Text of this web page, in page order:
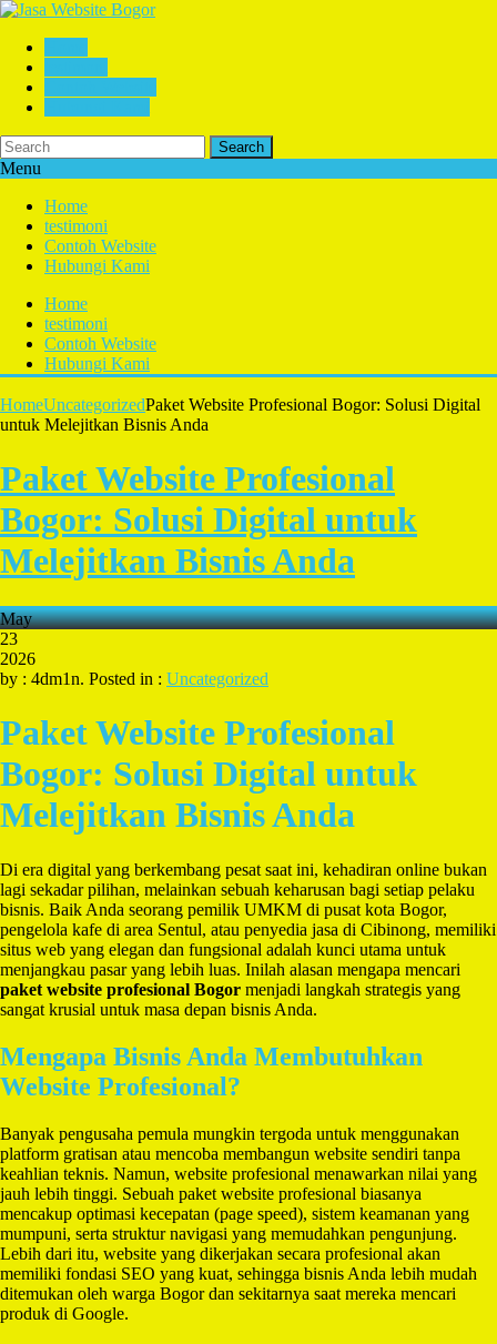
Search
Menu
Home
testimoni
Contoh Website
Hubungi Kami
Home
testimoni
Contoh Website
Hubungi Kami
HomeUncategorizedPaket Website Profesional Bogor: Solusi Digital
untuk Melejitkan Bisnis Anda
Paket Website Profesional
Bogor: Solusi Digital untuk
Melejitkan Bisnis Anda
May
23
2026
by : 4dm1n. Posted in : Uncategorized
Paket Website Profesional
Bogor: Solusi Digital untuk
Melejitkan Bisnis Anda
Di era digital yang berkembang pesat saat ini, kehadiran online bukan
lagi sekadar pilihan, melainkan sebuah keharusan bagi setiap pelaku
bisnis. Baik Anda seorang pemilik UMKM di pusat kota Bogor,
pengelola kafe di area Sentul, atau penyedia jasa di Cibinong, memiliki
situs web yang elegan dan fungsional adalah kunci utama untuk
menjangkau pasar yang lebih luas. Inilah alasan mengapa mencari
paket website profesional Bogor menjadi langkah strategis yang
sangat krusial untuk masa depan bisnis Anda.
Mengapa Bisnis Anda Membutuhkan
Website Profesional?
Banyak pengusaha pemula mungkin tergoda untuk menggunakan
platform gratisan atau mencoba membangun website sendiri tanpa
keahlian teknis. Namun, website profesional menawarkan nilai yang
jauh lebih tinggi. Sebuah paket website profesional biasanya
mencakup optimasi kecepatan (page speed), sistem keamanan yang
mumpuni, serta struktur navigasi yang memudahkan pengunjung.
Lebih dari itu, website yang dikerjakan secara profesional akan
memiliki fondasi SEO yang kuat, sehingga bisnis Anda lebih mudah
ditemukan oleh warga Bogor dan sekitarnya saat mereka mencari
produk di Google.